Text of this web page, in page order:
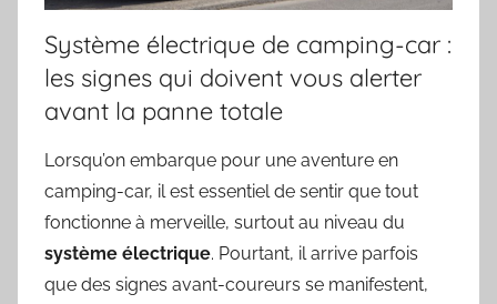
Système électrique de camping-car :
les signes qui doivent vous alerter
avant la panne totale
Lorsqu’on embarque pour une aventure en
camping-car, il est essentiel de sentir que tout
fonctionne à merveille, surtout au niveau du
système électrique. Pourtant, il arrive parfois
que des signes avant-coureurs se manifestent,